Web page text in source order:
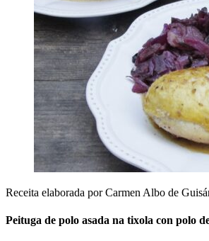
Receita elaborada por Carmen Albo de
Peituga de polo asada na tixola con polo